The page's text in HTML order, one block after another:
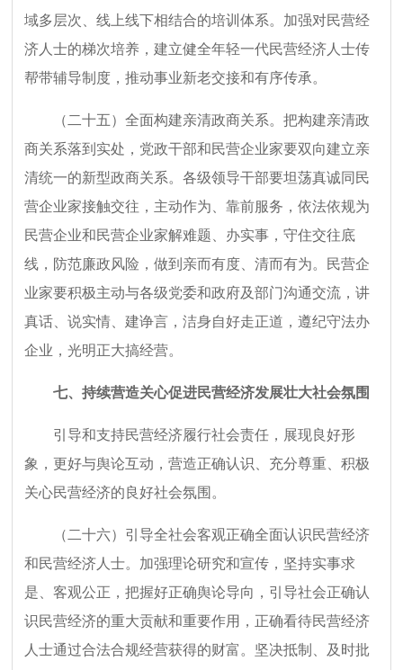
域多层次、线上线下相结合的培训体系。加强对民营经
济人士的梯次培养，建立健全年轻一代民营经济人士传
帮带辅导制度，推动事业新老交接和有序传承。
（二十五）全面构建亲清政商关系。把构建亲清政
商关系落到实处，党政干部和民营企业家要双向建立亲
清统一的新型政商关系。各级领导干部要坦荡真诚同民
营企业家接触交往，主动作为、靠前服务，依法依规为
民营企业和民营企业家解难题、办实事，守住交往底
线，防范廉政风险，做到亲而有度、清而有为。民营企
业家要积极主动与各级党委和政府及部门沟通交流，讲
真话、说实情、建诤言，洁身自好走正道，遵纪守法办
企业，光明正大搞经营。
七、持续营造关心促进民营经济发展壮大社会氛围
引导和支持民营经济履行社会责任，展现良好形
象，更好与舆论互动，营造正确认识、充分尊重、积极
关心民营经济的良好社会氛围。
（二十六）引导全社会客观正确全面认识民营经济
和民营经济人士。加强理论研究和宣传，坚持实事求
是、客观公正，把握好正确舆论导向，引导社会正确认
识民营经济的重大贡献和重要作用，正确看待民营经济
人士通过合法合规经营获得的财富。坚决抵制、及时批